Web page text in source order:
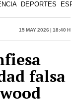
DEPORTES
15 May 2026 | 18:40 h
falsa